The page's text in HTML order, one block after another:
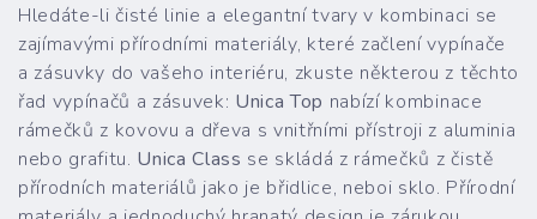
Hledáte-li čisté linie a elegantní tvary v kombinaci se
zajímavými přírodními materiály, které začlení vypínače
a zásuvky do vašeho interiéru, zkuste některou z těchto
řad vypínačů a zásuvek: Unica Top nabízí kombinace
rámečků z kovovu a dřeva s vnitřními přístroji z aluminia
nebo grafitu. Unica Class se skládá z rámečků z čistě
přírodních materiálů jako je břidlice, neboi sklo. Přírodní